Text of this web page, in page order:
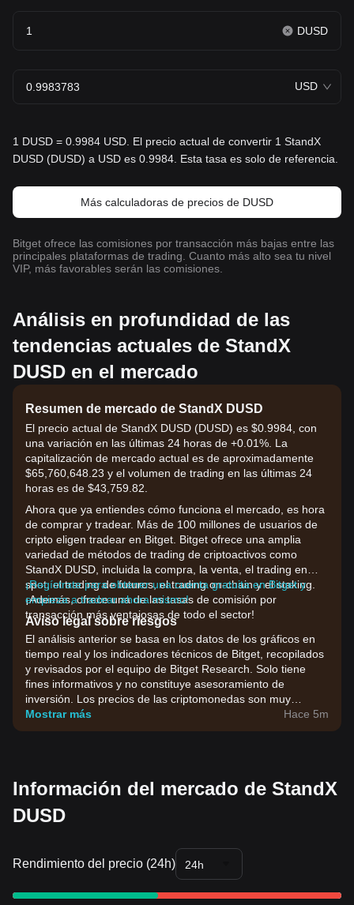
DUSD
USD
1 DUSD = 0.9984 USD. El precio actual de convertir 1 StandX
DUSD (DUSD) a USD es 0.9984. Esta tasa es solo de referencia.
Más calculadoras de precios de DUSD
Bitget ofrece las comisiones por transacción más bajas entre las
principales plataformas de trading. Cuanto más alto sea tu nivel
VIP, más favorables serán las comisiones.
Análisis en profundidad de las
tendencias actuales de StandX
DUSD en el mercado
Resumen de mercado de StandX DUSD
El precio actual de StandX DUSD (DUSD) es $0.9984, con
una variación en las últimas 24 horas de +0.01%. La
capitalización de mercado actual es de aproximadamente
$65,760,648.23 y el volumen de trading en las últimas 24
horas es de $43,759.82.
Ahora que ya entiendes cómo funciona el mercado, es hora
de comprar y tradear. Más de 100 millones de usuarios de
cripto eligen tradear en Bitget. Bitget ofrece una amplia
variedad de métodos de trading de criptoactivos como
StandX DUSD, incluida la compra, la venta, el trading en
spot, el trading de futuros, el trading on-chain y el staking.
¡Además, ofrece una de las tasas de comisión por
transacción más ventajosas de todo el sector!
¡Regístrate para obtener una cuenta gratuita en Bitget y
empieza a tradear ahora mismo!
Aviso legal sobre riesgos
El análisis anterior se basa en los datos de los gráficos en
tiempo real y los indicadores técnicos de Bitget, recopilados
y revisados por el equipo de Bitget Research. Solo tiene
fines informativos y no constituye asesoramiento de
inversión. Los precios de las criptomonedas son muy
volátiles. Toma tus decisiones de inversión en función de tu
tolerancia al riesgo.
Mostrar más Hace 5m
Información del mercado de StandX
DUSD
Rendimiento del precio (24h) 24h